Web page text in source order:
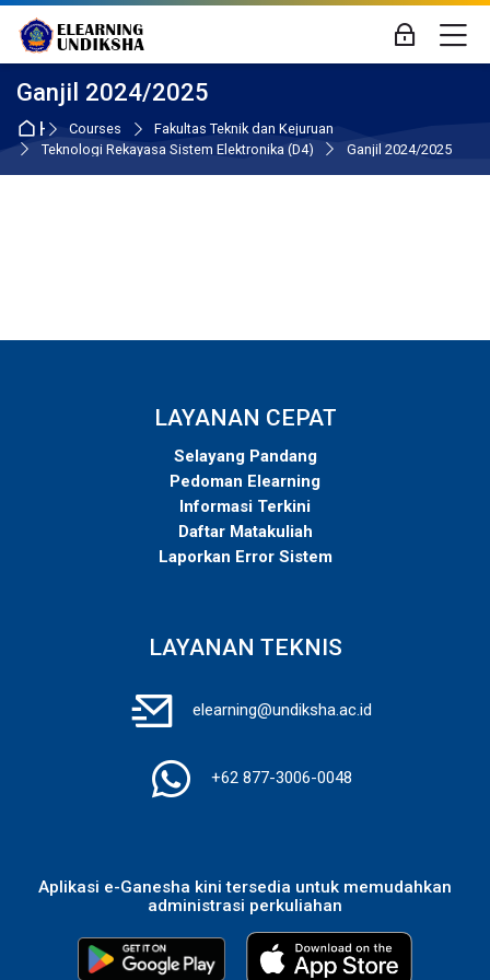
Skip to navigation
Skip to login form
Skip to main content
Skip to accessibility options
Skip to footer
Skip accessibility options
Log in
Ganjil 2024/2025
HomeCourses
Fakultas Teknik dan Kejuruan
Teknologi Rekayasa Sistem Elektronika (D4)
Ganjil 2024/2025
LAYANAN CEPAT
Selayang Pandang
Pedoman Elearning
Informasi Terkini
Daftar Matakuliah
Laporkan Error Sistem
LAYANAN TEKNIS
elearning@undiksha.ac.id
+62 877-3006-0048
Aplikasi e-Ganesha kini tersedia untuk memudahkan
administrasi perkuliahan